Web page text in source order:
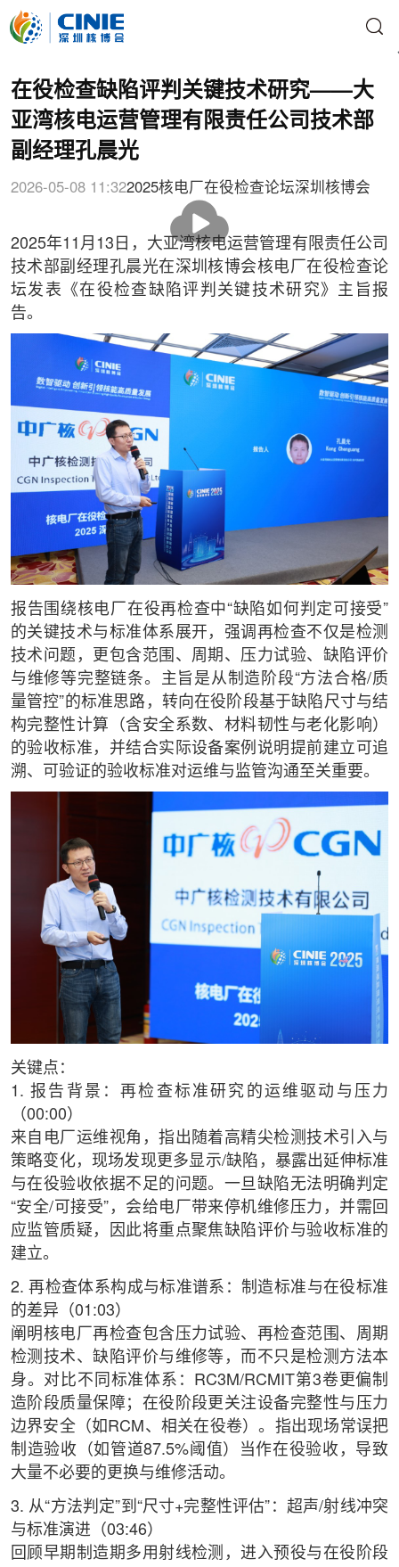
在役检查缺陷评判关键技术研究——大
亚湾核电运营管理有限责任公司技术部
副经理孔晨光
2026-05-08 11:322025核电厂在役检查论坛深圳核博会
放
2025年11月13日，大亚湾核电运营管理有限责任公司
技术部副经理孔晨光在深圳核博会核电厂在役检查论
坛发表《在役检查缺陷评判关键技术研究》主旨报
告。
报告围绕核电厂在役再检查中“缺陷如何判定可接受”
的关键技术与标准体系展开，强调再检查不仅是检测
技术问题，更包含范围、周期、压力试验、缺陷评价
与维修等完整链条。主旨是从制造阶段“方法合格/质
量管控”的标准思路，转向在役阶段基于缺陷尺寸与结
构完整性计算（含安全系数、材料韧性与老化影响）
的验收标准，并结合实际设备案例说明提前建立可追
溯、可验证的验收标准对运维与监管沟通至关重要。
关键点：
1. 报告背景：再检查标准研究的运维驱动与压力
（00:00）
来自电厂运维视角，指出随着高精尖检测技术引入与
策略变化，现场发现更多显示/缺陷，暴露出延伸标准
与在役验收依据不足的问题。一旦缺陷无法明确判定
“安全/可接受”，会给电厂带来停机维修压力，并需回
应监管质疑，因此将重点聚焦缺陷评价与验收标准的
建立。
2. 再检查体系构成与标准谱系：制造标准与在役标准
的差异（01:03）
阐明核电厂再检查包含压力试验、再检查范围、周期
检测技术、缺陷评价与维修等，而不只是检测方法本
身。对比不同标准体系：RC3M/RCMIT第3卷更偏制
造阶段质量保障；在役阶段更关注设备完整性与压力
边界安全（如RCM、相关在役卷）。指出现场常误把
制造验收（如管道87.5%阈值）当作在役验收，导致
大量不必要的更换与维修活动。
3. 从“方法判定”到“尺寸+完整性评估”：超声/射线冲突
与标准演进（03:46）
回顾早期制造期多用射线检测，进入预役与在役阶段